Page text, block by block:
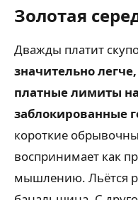
Золотая
Дважды платит
значительно
платные лимиты
заблокированные
короткие
воспринимает как
мышлению. Льётся